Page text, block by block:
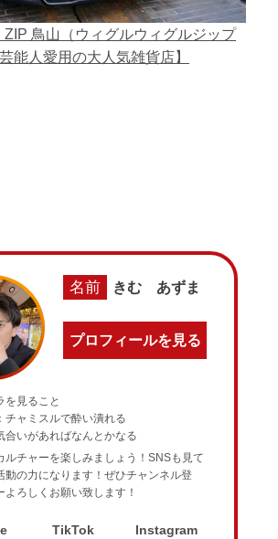
ZIP 鳥山（ウィグルウィグルジップ
能人愛用の大人気雑貨店】
名前 きむ あずま
プロフィールを見る
を見ること
チャミスルで酔い潰れる
合いがあればなんとかなる
ルチャーを楽しみましょう！SNSも見て
動の力になります！ぜひチャンネル登
よろしくお願い致します！
TikTok Instagram